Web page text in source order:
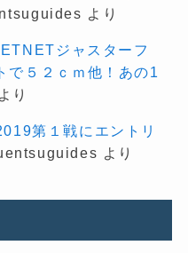
より
ジャスターフ
で５２ｃｍ他！あの1
より
第１戦にエントリ
より